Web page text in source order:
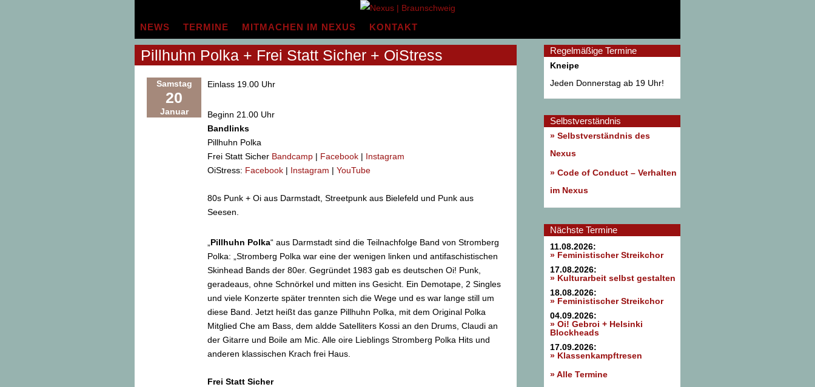
Inhalt
springen
NEWS TERMINE MITMACHEN IM NEXUS KONTAKT
Pillhuhn Polka + Frei Statt Sicher + OiStress
Samstag
20
Januar
Einlass 19.00 Uhr
Beginn 21.00 Uhr
Bandlinks
Pillhuhn Polka
Frei Statt Sicher Bandcamp | Facebook | Instagram
OiStress: Facebook | Instagram | YouTube
80s Punk + Oi aus Darmstadt, Streetpunk aus Bielefeld und Punk aus
Seesen.
Pillhuhn Polka“ aus Darmstadt sind die Teilnachfolge Band von Stromberg
Polka: „Stromberg Polka war eine der wenigen linken und antifaschistischen
Skinhead Bands der 80er. Gegründet 1983 gab es deutschen Oi! Punk,
geradeaus, ohne Schnörkel und mitten ins Gesicht. Ein Demotape, 2 Singles
und viele Konzerte später trennten sich die Wege und es war lange still um
diese Band. Jetzt heißt das ganze Pillhuhn Polka, mit dem Original Polka
Mitglied Che am Bass, dem aldde Satelliters Kossi an den Drums, Claudi an
der Gitarre und Boile am Mic. Alle oire Lieblings Stromberg Polka Hits und
anderen klassischen Krach frei Haus.
Frei Statt Sicher
Regelmäßige Termine
Kneipe
Jeden Donnerstag ab 19 Uhr!
Selbstverständnis
» Selbstverständnis des
Nexus
» Code of Conduct – Verhalten
im Nexus
Nächste Termine
11.08.2026:
» Feministischer Streikchor
17.08.2026:
» Kulturarbeit selbst gestalten
18.08.2026:
» Feministischer Streikchor
04.09.2026:
» Oi! Gebroi + Helsinki
Blockheads
17.09.2026:
» Klassenkampftresen
» Alle Termine